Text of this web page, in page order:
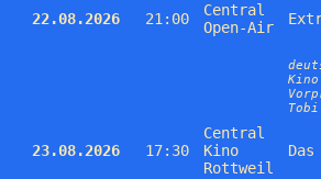
22.08.2026 21:00
Central
Open-Air
Kino
Tobi
23.08.2026 17:30
Central
Kino
Rottweil
Das